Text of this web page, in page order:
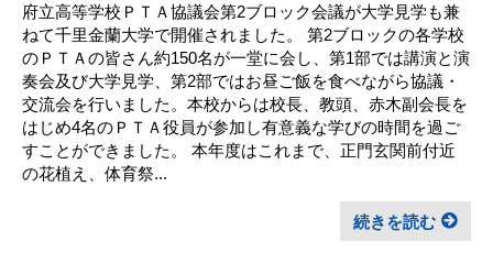
府立高等学校ＰＴＡ協議会第2ブロック会議が大学見学も兼
ねて千里金蘭大学で開催されました。 第2ブロックの各学校
のＰＴＡの皆さん約150名が一堂に会し、第1部では講演と演
奏会及び大学見学、第2部ではお昼ご飯を食べながら協議・
交流会を行いました。本校からは校長、教頭、赤木副会長を
はじめ4名のＰＴＡ役員が参加し有意義な学びの時間を過ご
すことができました。 本年度はこれまで、正門玄関前付近
の花植え、体育祭...
続きを読む